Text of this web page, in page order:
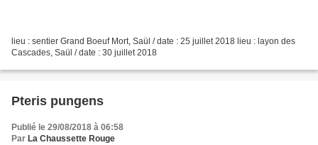
lieu : sentier Grand Boeuf Mort, Saül / date : 25 juillet 2018 lieu : layon des
Cascades, Saül / date : 30 juillet 2018
Pteris pungens
Publié le 29/08/2018 à 06:58
Par La Chaussette Rouge